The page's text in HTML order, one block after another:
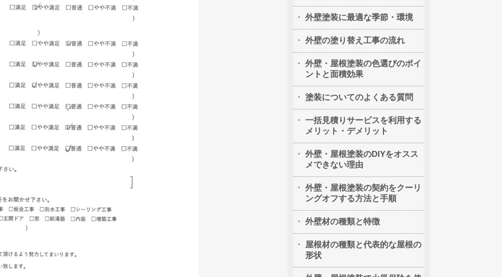
外壁塗装に最適な季節・環境
外壁の塗り替え工事の流れ
外壁・屋根塗装の色選びのポイ
ントと面積効果
塗装についてのよくある質問
一括見積りサービスを利用する
メリット・デメリット
外壁・屋根塗装のDIYをオスス
メできない理由
外壁・屋根塗装の契約をクーリ
ングオフする方法と手順
外壁材の種類と特徴
屋根材の種類と代表的な屋根の
形状